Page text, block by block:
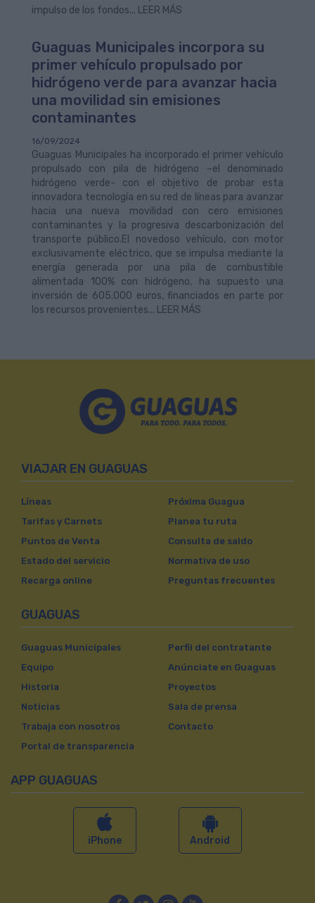
impulso de los fondos... LEER MÁS
Guaguas Municipales incorpora su
primer vehículo propulsado por
hidrógeno verde para avanzar hacia
una movilidad sin emisiones
contaminantes
16/09/2024
Guaguas Municipales ha incorporado el primer vehículo
propulsado con pila de hidrógeno –el denominado
hidrógeno verde- con el objetivo de probar esta
innovadora tecnología en su red de líneas para avanzar
hacia una nueva movilidad con cero emisiones
contaminantes y la progresiva descarbonización del
transporte público.El novedoso vehículo, con motor
exclusivamente eléctrico, que se impulsa mediante la
energía generada por una pila de combustible
alimentada 100% con hidrógeno, ha supuesto una
inversión de 605.000 euros, financiados en parte por
los recursos provenientes... LEER MÁS
VIAJAR EN GUAGUAS
Líneas
Tarifas y Carnets
Puntos de Venta
Estado del servicio
Recarga online
Próxima Guagua
Planea tu ruta
Consulta de saldo
Normativa de uso
Preguntas frecuentes
GUAGUAS
Guaguas Municipales
Equipo
Historia
Noticias
Trabaja con nosotros
Portal de transparencia
Perfil del contratante
Anúnciate en Guaguas
Proyectos
Sala de prensa
Contacto
APP GUAGUAS
iPhone Android